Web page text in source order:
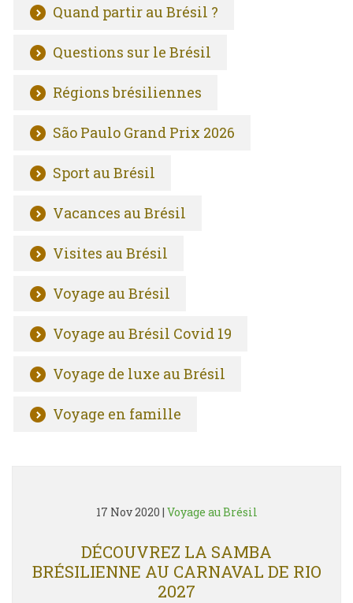
Quand partir au Brésil ?
Questions sur le Brésil
Régions brésiliennes
São Paulo Grand Prix 2026
Sport au Brésil
Vacances au Brésil
Visites au Brésil
Voyage au Brésil
Voyage au Brésil Covid 19
Voyage de luxe au Brésil
Voyage en famille
17 Nov 2020 | Voyage au Brésil
DÉCOUVREZ LA SAMBA
BRÉSILIENNE AU CARNAVAL DE RIO
2027